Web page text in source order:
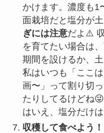
かけます。濃度も1
面栽培だと塩分が
ぎには注意だよ⚠️
を育てたい場合は
期間を設けるか、
私はいつも「ここ
画〜」って割り切
たりしてるけどね
はいえ、塩分だけ
収穫して食べよう